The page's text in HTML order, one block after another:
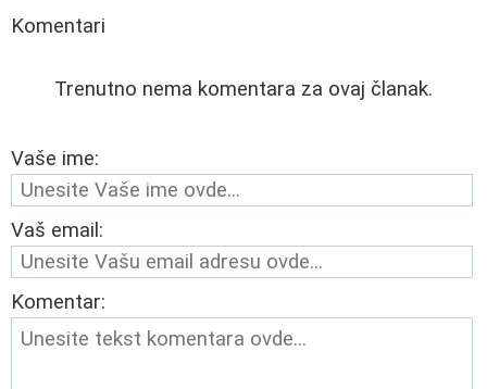
Komentari
Trenutno nema komentara za ovaj članak.
Vaše ime:
Vaš email:
Komentar: